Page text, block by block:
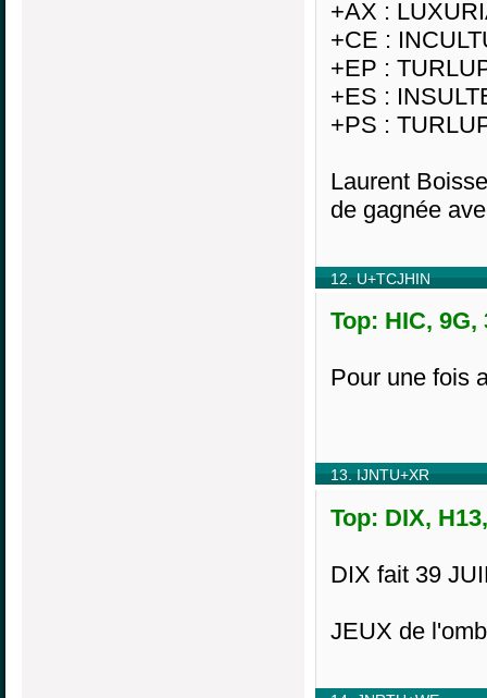
+AX :
+CE :
+EP :
+ES :
+PS :
Laurent
de gagnée
12. U+TCJHIN
Top: HIC, 9G,
Pour une fois
13. IJNTU+XR
Top: DIX,
DIX fait 39
JEUX de